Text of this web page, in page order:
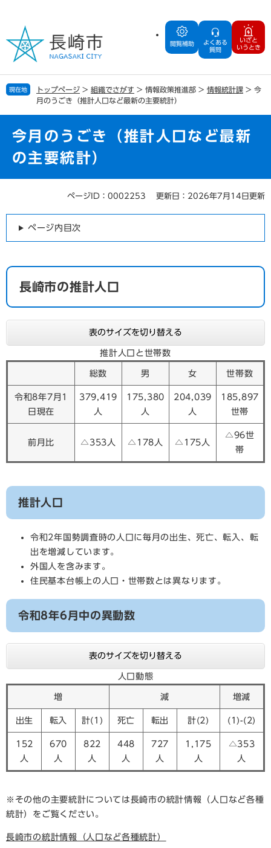
の
で
す
ー
ば
し
閲覧補助
よくある
質問
いざと
いうとき
現在地 トップページ > 組織でさがす > 情報政策推進部 > 情報統計課 > 今
月のうごき（推計人口など最新の主要統計）
今月のうごき（推計人口など最新
の主要統計）
ページID：0002253 更新日：2026年7月14日更新
ページ内目次
長崎市の推計人口
表のサイズを切り替える
推計人口と世帯数
総数 男 女 世帯数
令和8年7月1
日現在
379,419
人
175,380
人
204,039
人
185,897
世帯
前月比 △353人 △178人 △175人
△96世
帯
推計人口
令和2年国勢調査時の人口に毎月の出生、死亡、転入、転
出を増減しています。
外国人を含みます。
住民基本台帳上の人口・世帯数とは異なります。
令和8年6月中の異動数
表のサイズを切り替える
人口動態
増 減 増減
出生 転入 計(1) 死亡 転出 計(2) (1)-(2)
152
人
670
人
822
人
448
人
727
人
1,175
人
△353
人
※その他の主要統計については長崎市の統計情報（人口など各種
統計）をご覧ください。
長崎市の統計情報（人口など各種統計）